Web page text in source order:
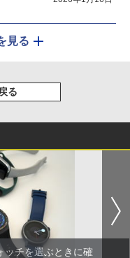
見る
る
ッチを選ぶときに確